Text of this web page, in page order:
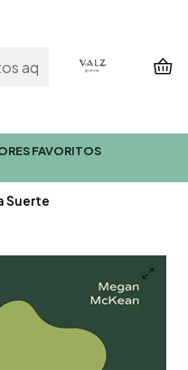
FAVORITOS
Suerte